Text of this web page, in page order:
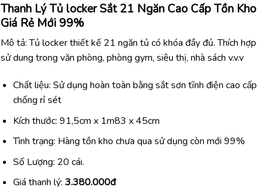
Thanh Lý Tủ locker Sắt 21 Ngăn Cao Cấp Tồn Kho
Giá Rẻ Mới 99%
Mô tả: Tủ locker thiết kế 21 ngăn tủ có khóa đầy đủ. Thích hợp
sử dung trong văn phòng, phòng gym, siêu thị, nhà sách v.v.v
Chất liệu: Sử dụng hoàn toàn bằng sắt sơn tĩnh điện cao cấp
chống rỉ sét
Kích thước: 91,5cm x 1m83 x 45cm
Tình trạng: Hàng tồn kho chưa qua sử dụng còn mới 99%
Số Lượng: 20 cái.
Giá thanh lý: 3.380.000đ